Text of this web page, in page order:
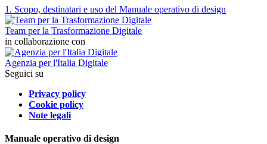
1. Scopo, destinatari e uso del Manuale operativo di design
Team per la Trasformazione Digitale
in collaborazione con
Agenzia per l'Italia Digitale
Seguici su
Privacy policy
Cookie policy
Note legali
Manuale operativo di design